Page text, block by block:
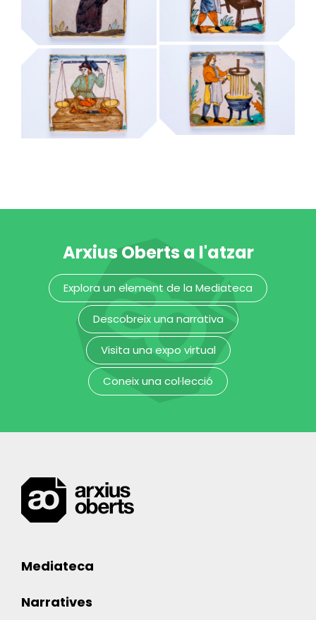
capellà cansalader
MUHBA - Museu d'Història de Barcelona MUHBA - Museu d'Història de Barcelona
Arxius Oberts a l'atzar
Explora un element de la Mediateca
Descobreix una narrativa
Visita una expo virtual
Coneix una col·lecció
Mediateca
Narratives